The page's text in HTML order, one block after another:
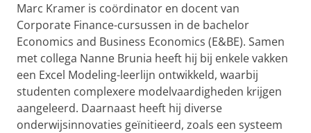
Marc Kramer is coördinator en docent van
Corporate Finance-cursussen in de bachelor
Economics and Business Economics (E&BE). Samen
met collega Nanne Brunia heeft hij bij enkele vakken
een Excel Modeling-leerlijn ontwikkeld, waarbij
studenten complexere modelvaardigheden krijgen
aangeleerd. Daarnaast heeft hij diverse
onderwijsinnovaties geïnitieerd, zoals een systeem